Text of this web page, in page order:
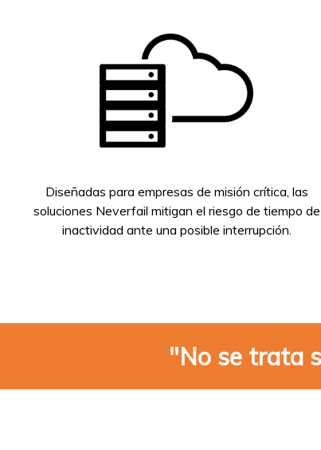
Diseñadas para empresas de misión crítica, las
soluciones Neverfail mitigan el riesgo de tiempo de
inactividad ante una posible interrupción.
"No se trata